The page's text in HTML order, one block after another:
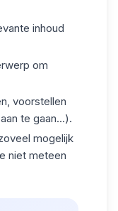
inhoud
om
voorstellen
te gaan...).
mogelijk
niet meteen